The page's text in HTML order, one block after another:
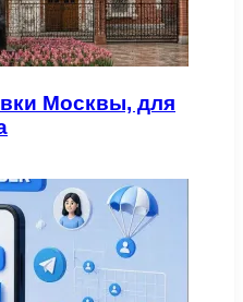
Москвы, для